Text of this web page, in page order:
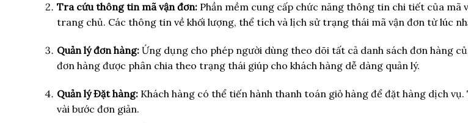
Tra cứu thông tin mã vận đơn:Phần mềm cung cấp chức năng thông tin chi tiết của mã
trang chủ. Các thông tin về khối lượng, thể tích và lịch sử trạng thái mã vận đơn từ lúc
Quản lý đơn hàng:Ứng dụng cho phép người dùng theo dõi tất cả danh sách đơn hàng
đơn hàng được phân chia theo trạng thái giúp cho khách hàng dễ dàng quản lý.
Quản lý Đặt hàng:Khách hàng có thể tiến hành thanh toán giỏ hàng để đặt hàng dịch vụ.
vài bước đơn giản.